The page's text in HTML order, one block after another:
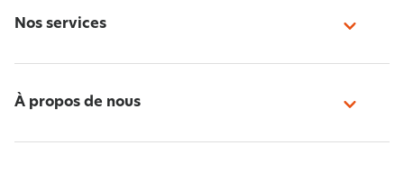
Nos services
À propos de nous